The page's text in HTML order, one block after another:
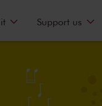
Support us